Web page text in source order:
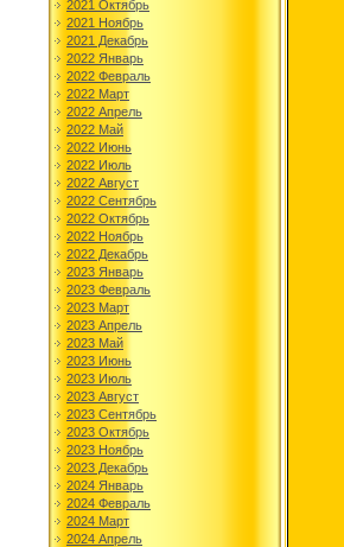
2021 Октябрь
2021 Ноябрь
2021 Декабрь
2022 Январь
2022 Февраль
2022 Март
2022 Апрель
2022 Май
2022 Июнь
2022 Июль
2022 Август
2022 Сентябрь
2022 Октябрь
2022 Ноябрь
2022 Декабрь
2023 Январь
2023 Февраль
2023 Март
2023 Апрель
2023 Май
2023 Июнь
2023 Июль
2023 Август
2023 Сентябрь
2023 Октябрь
2023 Ноябрь
2023 Декабрь
2024 Январь
2024 Февраль
2024 Март
2024 Апрель